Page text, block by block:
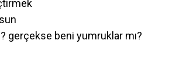
gerçekse beni yumruklar mı?